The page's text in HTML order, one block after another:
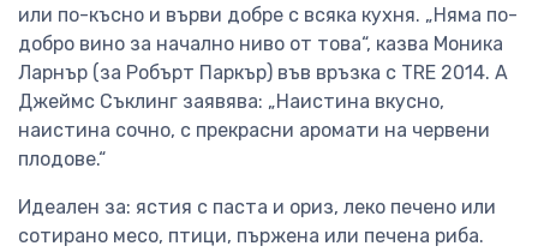
или по-късно и върви добре с всяка кухня. „Няма по-
добро вино за начално ниво от това“, казва Моника
Ларнър (за Робърт Паркър) във връзка с TRE 2014. А
Джеймс Съклинг заявява: „Наистина вкусно,
наистина сочно, с прекрасни аромати на червени
плодове.“
Идеален за: ястия с паста и ориз, леко печено или
сотирано месо, птици, пържена или печена риба.